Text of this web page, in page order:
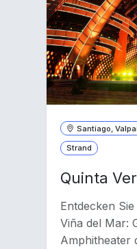
Santiago,
Strand
Quinta
Entdecken
Viña del Mar:
Amphitheater